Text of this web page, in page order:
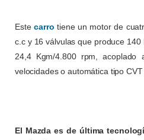
Estecarro tiene un motor de
c.c y 16 válvulas que produce
24,4 Kgm/4.800 rpm,
velocidades o automática tipo
El Mazda es de última